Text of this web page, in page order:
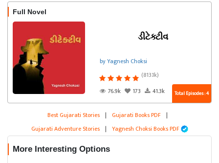
Full Novel
ડીટેક્ટીવ
by Yagnesh Choksi
(813.1k)
76.9k
173 41.3k Total Episodes : 4
Best Gujarati Stories | Gujarati Books PDF |
Gujarati Adventure Stories | Yagnesh Choksi Books PDF
More Interesting Options